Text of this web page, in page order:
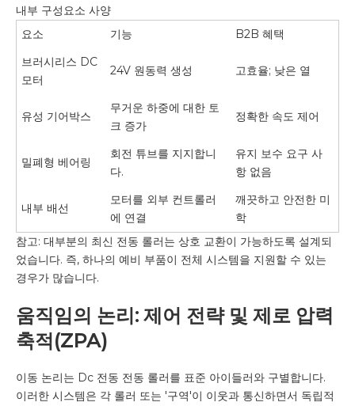
내부 구성요소 사양
요소
기능
B2B 혜택
브러시리스 DC
모터
24V 원동력 생성 고효율; 낮은 열
유성 기어박스
무거운 하중에 대한 토
크 증가
정확한 속도 제어
밀폐형 베어링
회전 튜브를 지지합니
다.
유지 보수 요구 사
항 없음
내부 배선
모터를 외부 컨트롤러
에 연결
깨끗하고 안전한 미
학
참고: 대부분의 최신 전동 롤러는 상호 교환이 가능하도록 설계되
었습니다. 즉, 하나의 예비 부품이 전체 시스템을 지원할 수 있는
경우가 많습니다.
움직임의 논리: 제어 전략 및 제로 압력
축적(ZPA)
이동 논리는 Dc 전동 전동 롤러를 표준 아이들러와 구별합니다.
이러한 시스템은 각 롤러 또는 '구역'이 이웃과 통신하면서 독립적